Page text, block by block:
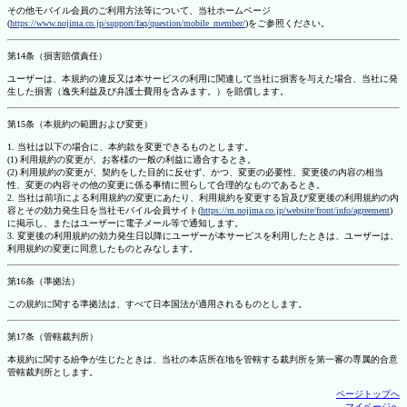
その他モバイル会員のご利用方法等について、当社ホームページ
(https://www.nojima.co.jp/support/faq/question/mobile_member/)をご参照ください。
第14条（損害賠償責任）
ユーザーは、本規約の違反又は本サービスの利用に関連して当社に損害を与えた場合、当社に発
生した損害（逸失利益及び弁護士費用を含みます。）を賠償します。
第15条（本規約の範囲および変更）
1. 当社は以下の場合に、本約款を変更できるものとします。
(1) 利用規約の変更が、お客様の一般の利益に適合するとき。
(2) 利用規約の変更が、契約をした目的に反せず、かつ、変更の必要性、変更後の内容の相当
性、変更の内容その他の変更に係る事情に照らして合理的なものであるとき。
2. 当社は前項による利用規約の変更にあたり、利用規約を変更する旨及び変更後の利用規約の内
容とその効力発生日を当社モバイル会員サイト(https://m.nojima.co.jp/website/front/info/agreement)
に掲示し、またはユーザーに電子メール等で通知します。
3. 変更後の利用規約の効力発生日以降にユーザーが本サービスを利用したときは、ユーザーは、
利用規約の変更に同意したものとみなします。
第16条（準拠法）
この規約に関する準拠法は、すべて日本国法が適用されるものとします。
第17条（管轄裁判所）
本規約に関する紛争が生じたときは、当社の本店所在地を管轄する裁判所を第一審の専属的合意
管轄裁判所とします。
ページトップへ